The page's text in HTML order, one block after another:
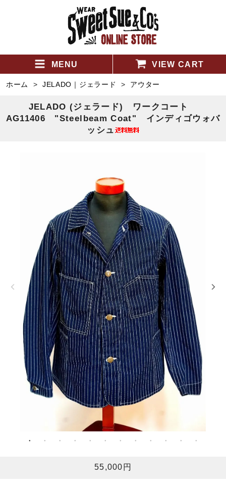
MENU VIEW CART
ホーム > JELADO｜ジェラード > アウター
JELADO (ジェラード) ワークコート
AG11406 "Steelbeam Coat" インディゴウォバ
ッシュ
55,000円